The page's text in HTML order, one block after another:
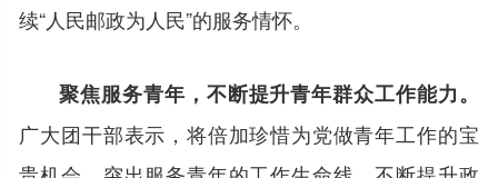
续“人民邮政为人民”的服务情怀。
聚焦服务青年，不断提升青年群众工作能力。
广大团干部表示，将倍加珍惜为党做青年工作的宝